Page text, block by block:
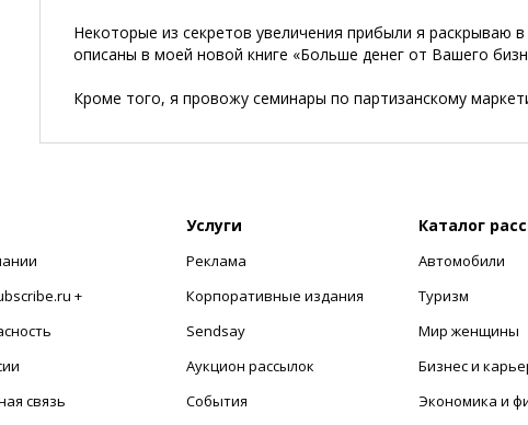
Некоторые из секретов увеличения прибыли я раскрываю
описаны в моей новой книге «Больше денег от Вашего
Кроме того, я провожу семинары по партизанскому
+
связь
Услуги
Реклама
Корпоративные издания
Sendsay
Аукцион рассылок
События
Каталог
Автомобили
Туризм
Мир женщины
Бизнес и
Экономика и